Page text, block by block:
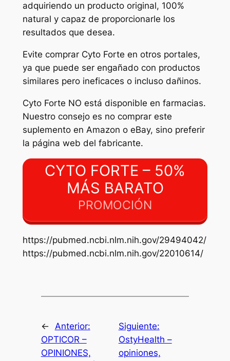
adquiriendo un producto original, 100%
natural y capaz de proporcionarle los
resultados que desea.
Evite comprar Cyto Forte en otros portales,
ya que puede ser engañado con productos
similares pero ineficaces o incluso dañinos.
Cyto Forte NO está disponible en farmacias.
Nuestro consejo es no comprar este
suplemento en Amazon o eBay, sino preferir
la página web del fabricante.
CYTO FORTE – 50%
MÁS BARATO
PROMOCIÓN
https://pubmed.ncbi.nlm.nih.gov/29494042/
https://pubmed.ncbi.nlm.nih.gov/22010614/
← Anterior:
OPTICOR –
OPINIONES,
Siguiente:
OstyHealth –
opiniones,